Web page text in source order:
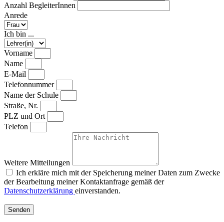
Anzahl BegleiterInnen
Anrede
Ich bin ...
Vorname
Name
E-Mail
Telefonnummer
Name der Schule
Straße, Nr.
PLZ und Ort
Telefon
Weitere Mitteilungen
Ich erkläre mich mit der Speicherung meiner Daten zum Zwecke
der Bearbeitung meiner Kontaktanfrage gemäß der
Datenschutzerklärung einverstanden.
Senden